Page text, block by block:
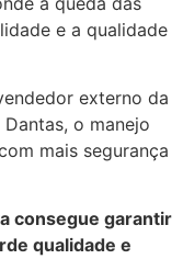
e a qualidade
externo da
o manejo
mais segurança
consegue garantir
qualidade e